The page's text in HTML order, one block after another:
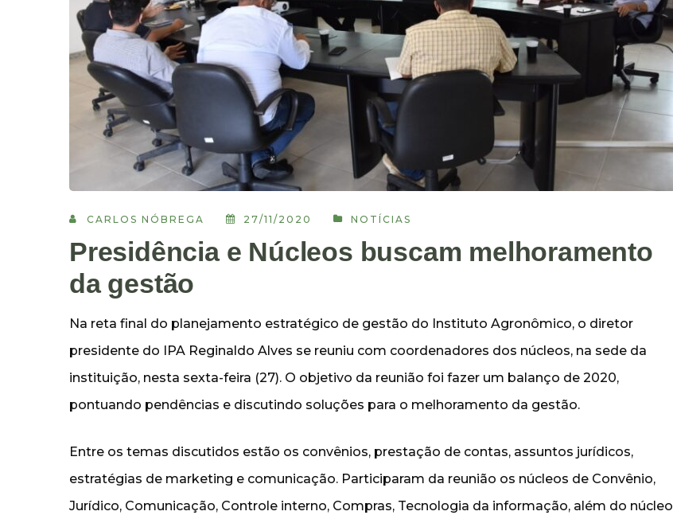
CARLOS NÓBREGA 27/11/2020 NOTÍCIAS
Presidência e Núcleos buscam melhoramento
da gestão
Na reta final do planejamento estratégico de gestão do Instituto Agronômico, o diretor
presidente do IPA Reginaldo Alves se reuniu com coordenadores dos núcleos, na sede da
instituição, nesta sexta-feira (27). O objetivo da reunião foi fazer um balanço de 2020,
pontuando pendências e discutindo soluções para o melhoramento da gestão.
Entre os temas discutidos estão os convênios, prestação de contas, assuntos jurídicos,
estratégias de marketing e comunicação. Participaram da reunião os núcleos de Convênio,
Jurídico, Comunicação, Controle interno, Compras, Tecnologia da informação, além do núcleo